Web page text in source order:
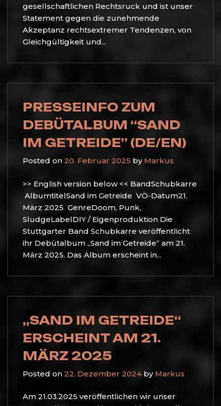
gesellschaftlichen Rechtsruck und ist unser
Statement gegen die zunehmende
Akzeptanz rechtsextremer Tendenzen, von
Gleichgültigkeit und...
PRESSEINFO ZUM
DEBÜTALBUM “SAND
IM GETREIDE” (DE/EN)
Posted on 20. Februar 2025 by Markus
>> English version below << BandSchubkarre
AlbumtitelSand im Getreide VÖ-Datum21.
März 2025 GenreDoom, Punk,
SludgeLabelDIY / Eigenproduktion Die
Stuttgarter Band Schubkarre veröffentlicht
ihr Debütalbum „Sand im Getreide“ am 21.
März 2025. Das Album erscheint in...
„SAND IM GETREIDE“
ERSCHEINT AM 21.
MÄRZ 2025
Posted on 22. Dezember 2024by Markus
Am 21.03.2025 veröffentlichen wir unser